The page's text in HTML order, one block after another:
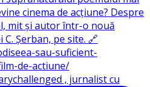
, jurnalist cu